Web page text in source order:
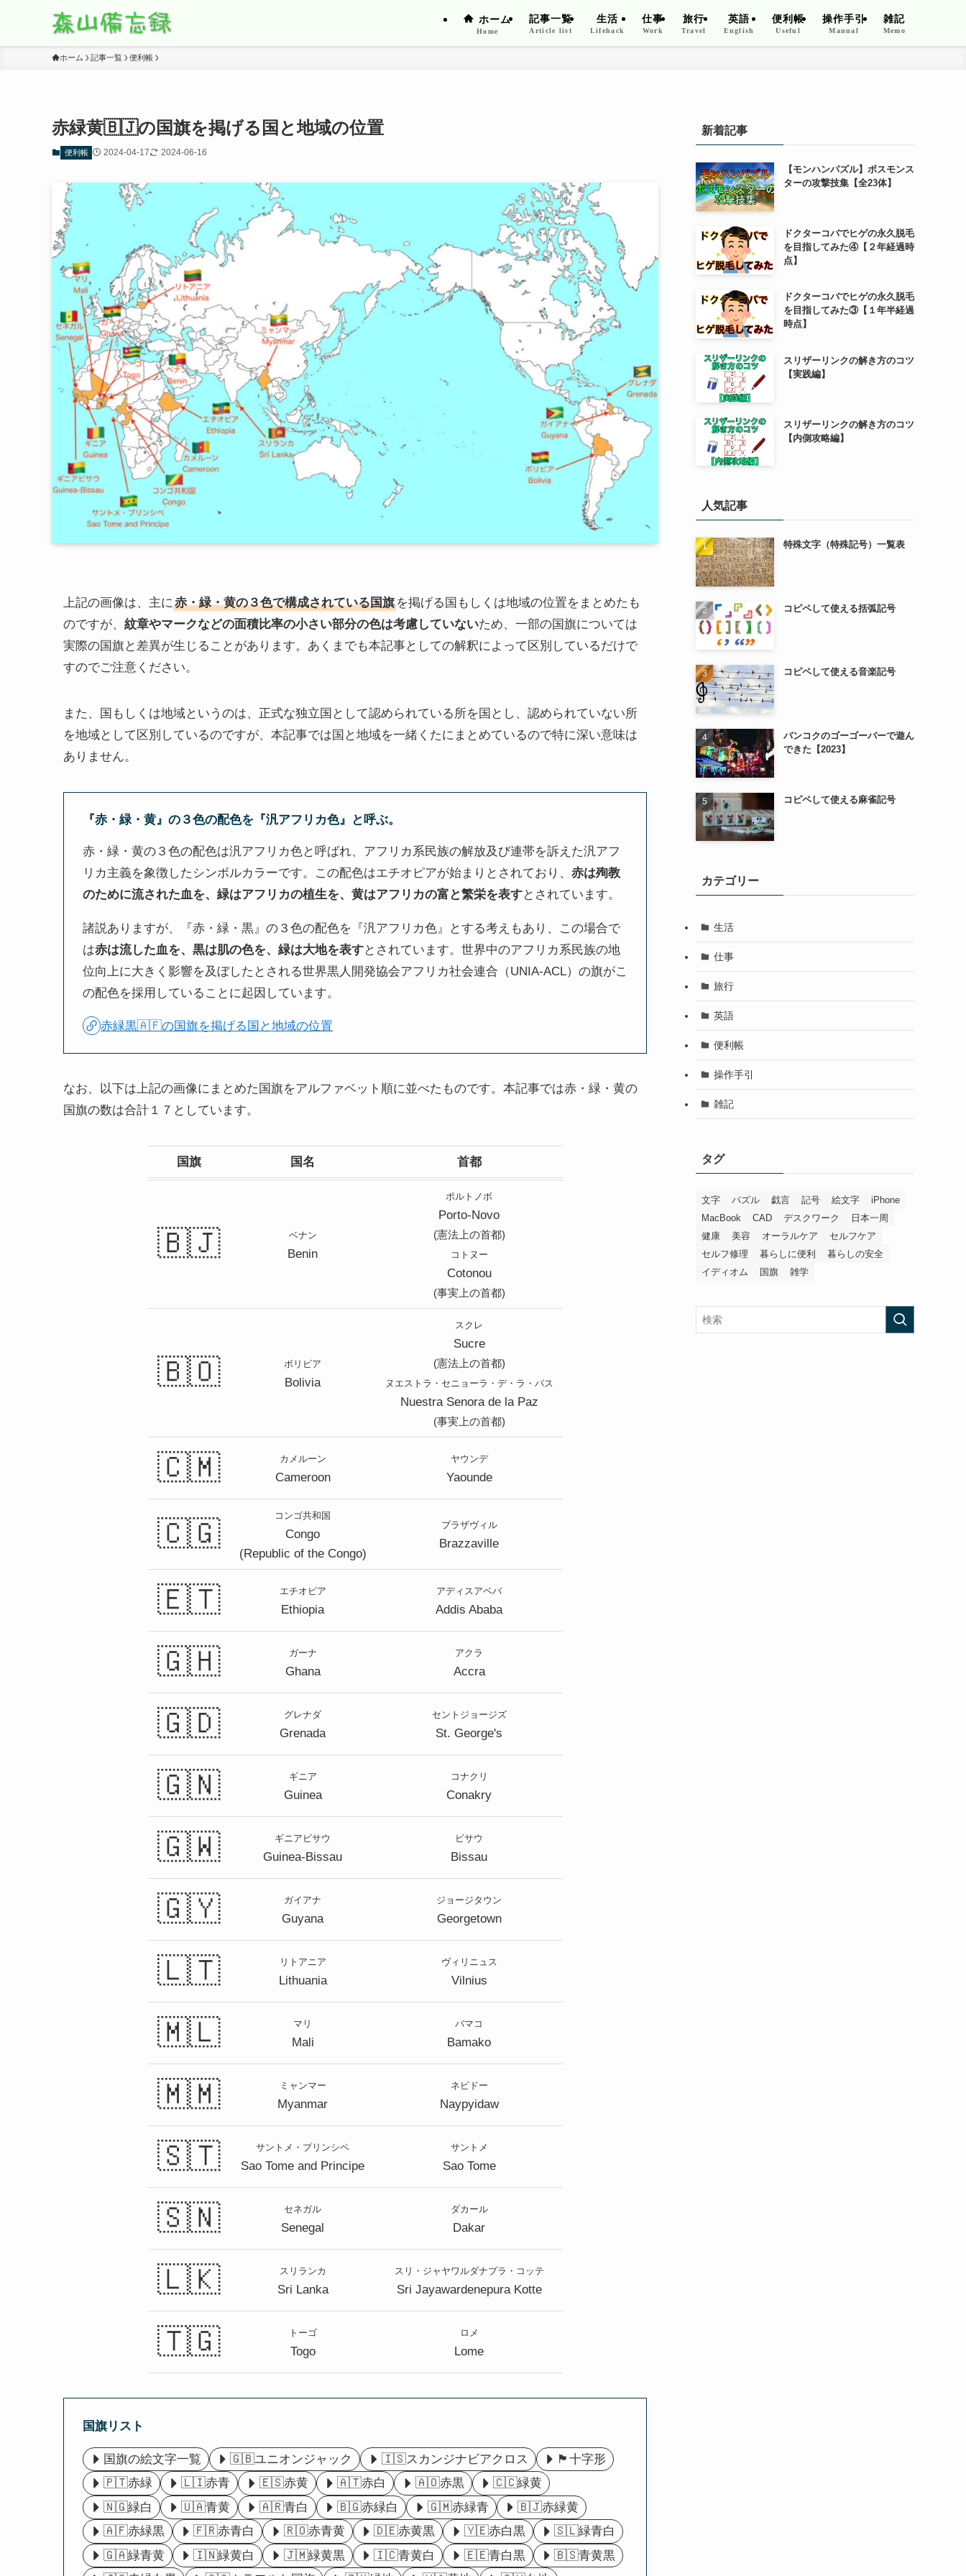
ホーム
Home
記事一覧
Article list
生活
Lifehack
仕事
Work
旅行
Travel
英語
English
便利帳
Useful
操作手引
Manual
雑記
Memo
ホーム 記事一覧 便利帳
赤緑黄🇧🇯の国旗を掲げる国と地域の位置
便利帳 2024-04-17 2024-06-16
上記の画像は、主に赤・緑・黄の３色で構成されている国旗 を掲げる国もしくは地域の位置をまとめたも
のですが、 紋章やマークなどの面積比率の小さい部分の色は考慮していないため、一部の国旗については
実際の国旗と差異が生じることがあります。あくまでも本記事としての解釈によって区別しているだけで
すのでご注意ください。
また、国もしくは地域というのは、正式な独立国として認められている所を国とし、認められていない所
を地域として区別しているのですが、本記事では国と地域を一緒くたにまとめているので特に深い意味は
ありません。
『赤・緑・黄』の３色の配色を『汎アフリカ色』と呼ぶ。
赤・緑・黄の３色の配色は汎アフリカ色と呼ばれ、アフリカ系民族の解放及び連帯を訴えた汎アフ
リカ主義を象徴したシンボルカラーです。この配色はエチオピアが始まりとされており、 赤は殉教
のために流された血を、緑はアフリカの植生を、黄はアフリカの富と繁栄を表すとされています。
諸説ありますが、『赤・緑・黒』の３色の配色を『汎アフリカ色』とする考えもあり、この場合で
は赤は流した血を、黒は肌の色を、緑は大地を表すとされています。世界中のアフリカ系民族の地
位向上に大きく影響を及ぼしたとされる世界黒人開発協会アフリカ社会連合（UNIA-ACL）の旗がこ
の配色を採用していることに起因しています。
赤緑黒🇦🇫の国旗を掲げる国と地域の位置
なお、以下は上記の画像にまとめた国旗をアルファベット順に並べたものです。本記事では赤・緑・黄の
国旗の数は合計１７としています。
国旗 国名 首都
🇧🇯 ベナン
Benin
ポルトノボ
Porto-Novo
(憲法上の首都)
コトヌー
Cotonou
(事実上の首都)
🇧🇴 ボリビア
Bolivia
スクレ
Sucre
(憲法上の首都)
ヌエストラ・セニョーラ・デ・ラ・パス
Nuestra Senora de la Paz
(事実上の首都)
🇨🇲 カメルーン
Cameroon
ヤウンデ
Yaounde
🇨🇬
コンゴ共和国
Congo
(Republic of the Congo)
ブラザヴィル
Brazzaville
🇪🇹 エチオピア
Ethiopia
アディスアベバ
Addis Ababa
🇬🇭 ガーナ
Ghana
アクラ
Accra
🇬🇩 グレナダ
Grenada
セントジョージズ
St. George's
🇬🇳 ギニア
Guinea
コナクリ
Conakry
🇬🇼 ギニアビサウ
Guinea-Bissau
ビサウ
Bissau
🇬🇾 ガイアナ
Guyana
ジョージタウン
Georgetown
🇱🇹 リトアニア
Lithuania
ヴィリニュス
Vilnius
🇲🇱 マリ
Mali
バマコ
Bamako
🇲🇲 ミャンマー
Myanmar
ネピドー
Naypyidaw
🇸🇹 サントメ・プリンシペ
Sao Tome and Principe
サントメ
Sao Tome
🇸🇳 セネガル
Senegal
ダカール
Dakar
🇱🇰 スリランカ
Sri Lanka
スリ・ジャヤワルダナプラ・コッテ
Sri Jayawardenepura Kotte
🇹🇬 トーゴ
Togo
ロメ
Lome
国旗リスト
国旗の絵文字一覧 🇬🇧ユニオンジャック 🇮🇸スカンジナビアクロス
🏴󠁧󠁢󠁥󠁮󠁧󠁿十字形
🇵🇹赤緑
🇱🇮赤青 🇪🇸赤黄 🇦🇹赤白 🇦🇴赤黒
🇨🇨緑黄
🇳🇬緑白
🇺🇦青黄 🇦🇷青白 🇧🇬赤緑白 🇬🇲赤緑青
🇧🇯赤緑黄
🇦🇫赤緑黒
🇫🇷赤青白 🇷🇴赤青黄 🇩🇪赤黄黒 🇾🇪赤白黒
🇸🇱緑青白
🇬🇦緑青黄
🇮🇳緑黄白 🇯🇲緑黄黒 🇮🇨青黄白 🇪🇪青白黒
🇧🇸青黄黒
新着記事
【モンハンパズル】ボスモンス
ターの攻撃技集【全23体】
ドクターコバでヒゲの永久脱毛
を目指してみた④【２年経過時
点】
ドクターコバでヒゲの永久脱毛
を目指してみた③【１年半経過
時点】
スリザーリンクの解き方のコツ
【実践編】
スリザーリンクの解き方のコツ
【内側攻略編】
人気記事
特殊文字（特殊記号）一覧表
コピペして使える括弧記号
コピペして使える音楽記号
バンコクのゴーゴーバーで遊ん
できた【2023】
コピペして使える麻雀記号
カテゴリー
生活
仕事
旅行
英語
便利帳
操作手引
雑記
タグ
文字 パズル 戯言 記号 絵文字
iPhone
MacBook
CAD デスクワーク
日本一周
健康
美容 オーラルケア
セルフケア
セルフ修理
暮らしに便利
暮らしの安全
イディオム
国旗 雑学